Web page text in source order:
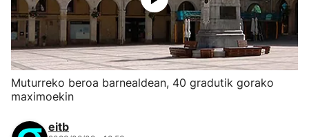
Muturreko beroa barnealdean, 40 gradutik gorako
maximoekin
eitb